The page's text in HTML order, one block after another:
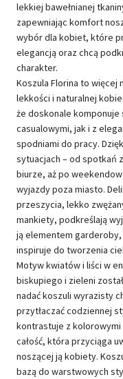
lekkiej bawełnianej
zapewniając komfort
wybór dla kobiet, które
elegancją oraz chcą
charakter.
Koszula Florina to więcej
lekkości i naturalnej
że doskonale komponuje
casualowymi, jak i z
spodniami do pracy.
sytuacjach – od spotkań
biurze, aż po
wyjazdy poza miasto.
przeszycia, lekko
mankiety, podkreślają
ją elementem
inspiruje do tworzenia
Motyw kwiatów i liści w
biskupiego i zieleni
nadać koszuli wyrazisty
przytłaczać codziennej
kontrastuje z
całość, która przyciąga
noszącej ją kobiety.
bazą do warstwowych